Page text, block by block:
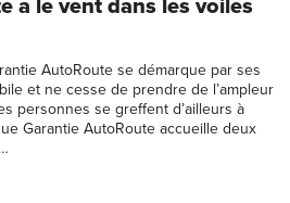
a le vent dans les voiles
AutoRoute se démarque par ses
et ne cesse de prendre de l’ampleur
personnes se greffent d’ailleurs à
Garantie AutoRoute accueille deux